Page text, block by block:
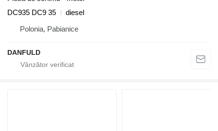
DC935 DC9 35
diesel
Polonia, Pabianice
DANFULD